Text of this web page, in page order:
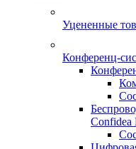
Уцененные
Конференц-